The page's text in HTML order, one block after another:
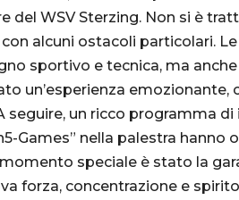
del WSV Sterzing. Non si è
alcuni ostacoli particolari.
sportivo e tecnica, ma
un’esperienza
seguire, un ricco programma
Games” nella palestra
speciale è stato la
forza, concentrazione e